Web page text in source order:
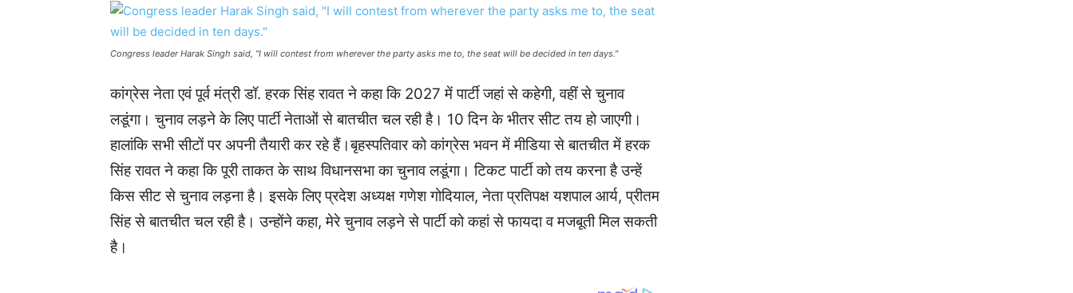
Congress leader Harak Singh said, "I will contest from wherever the party asks me to, the seat will be decided in ten days."
कांग्रेस नेता एवं पूर्व मंत्री डॉ. हरक सिंह रावत ने कहा कि 2027 में पार्टी जहां से कहेगी, वहीं से चुनाव
लडूंगा। चुनाव लड़ने के लिए पार्टी नेताओं से बातचीत चल रही है। 10 दिन के भीतर सीट तय हो जाएगी।
हालांकि सभी सीटों पर अपनी तैयारी कर रहे हैं।बृहस्पतिवार को कांग्रेस भवन में मीडिया से बातचीत में हरक
सिंह रावत ने कहा कि पूरी ताकत के साथ विधानसभा का चुनाव लडूंगा। टिकट पार्टी को तय करना है उन्हें
किस सीट से चुनाव लड़ना है। इसके लिए प्रदेश अध्यक्ष गणेश गोदियाल, नेता प्रतिपक्ष यशपाल आर्य, प्रीतम
सिंह से बातचीत चल रही है। उन्होंने कहा, मेरे चुनाव लड़ने से पार्टी को कहां से फायदा व मजबूती मिल सकती
है।